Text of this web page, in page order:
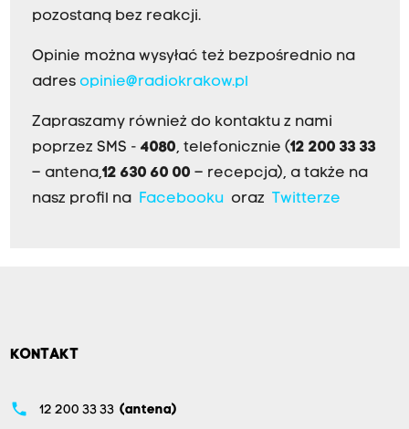
pozostaną bez reakcji.
Opinie można wysyłać też bezpośrednio na
adres opinie@radiokrakow.pl
Zapraszamy również do kontaktu z nami
poprzez SMS - 4080, telefonicznie (12 200 33 33
– antena,12 630 60 00 – recepcja), a także na
nasz profil na
Facebookuoraz Twitterze
KONTAKT
phone 12 200 33 33 (antena)